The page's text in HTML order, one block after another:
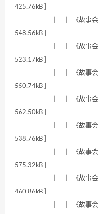
425.76kB ]
｜ ｜ ｜ ｜ ｜ 《故事会
548.56kB ]
｜ ｜ ｜ ｜ ｜ 《故事会
523.17kB ]
｜ ｜ ｜ ｜ ｜ 《故事会
550.74kB ]
｜ ｜ ｜ ｜ ｜ 《故事会
562.50kB ]
｜ ｜ ｜ ｜ ｜ 《故事会
538.76kB ]
｜ ｜ ｜ ｜ ｜ 《故事会
575.32kB ]
｜ ｜ ｜ ｜ ｜ 《故事会
460.86kB ]
｜ ｜ ｜ ｜ ｜ 《故事会